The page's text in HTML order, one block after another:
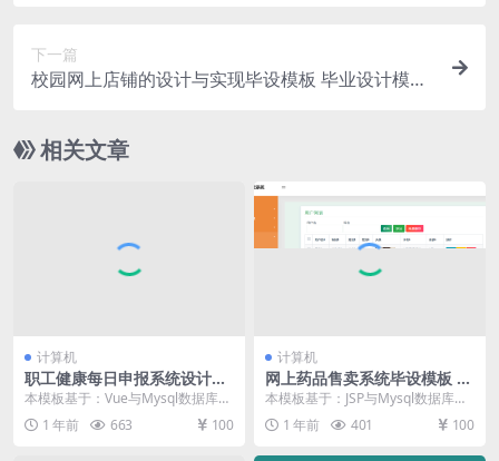
下一篇
校园网上店铺的设计与实现毕设模板 毕业设计模板
相关文章
计算机
职工健康每日申报系统设计毕
设模板 毕业设计模板及毕业论
文
本模板基于：Vue与Mysql数据库开
发 系统功能实现 进入到这个环节，
也就可以...
1 年前 663 100
计算机
网上药品售卖系统毕设模板 毕
业设计模板及毕业论文与PPT
本模板基于：JSP与Mysql数据库开
发 系统功能实现 系统实现部分就是
将系统分...
1 年前 401 100